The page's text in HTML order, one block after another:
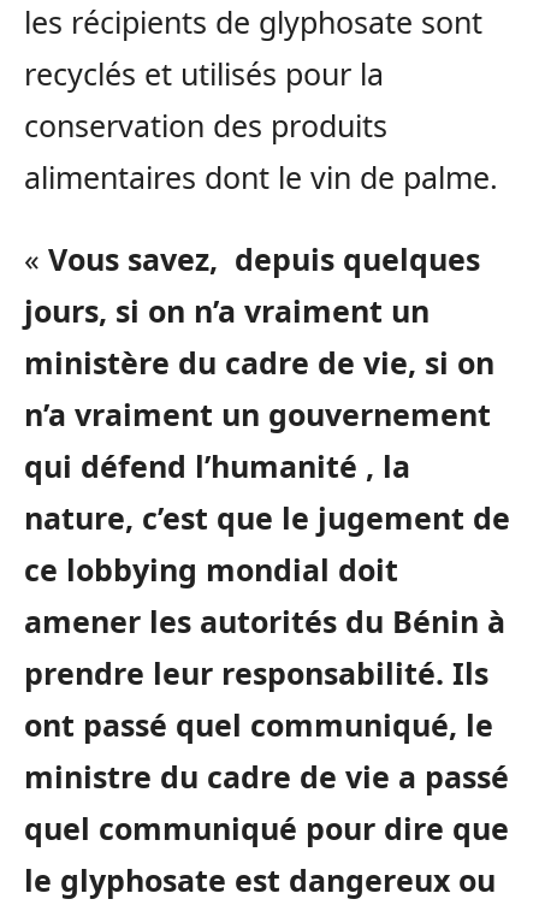
les récipients de glyphosate sont
recyclés et utilisés pour la
conservation des produits
alimentaires dont le vin de palme.
« Vous savez, depuis quelques
jours, si on n’a vraiment un
ministère du cadre de vie, si on
n’a vraiment un gouvernement
qui défend l’humanité , la
nature, c’est que le jugement de
ce lobbying mondial doit
amener les autorités du Bénin à
prendre leur responsabilité. Ils
ont passé quel communiqué, le
ministre du cadre de vie a passé
quel communiqué pour dire que
le glyphosate est dangereux ou